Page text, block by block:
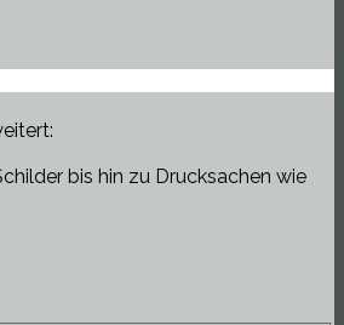
bis hin zu Drucksachen wie